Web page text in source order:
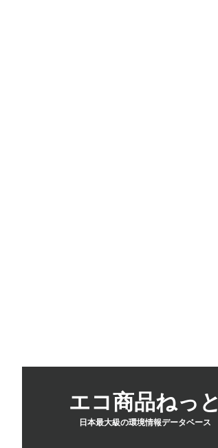
エコ商品ねっと
日本最大級の環境情報データベース